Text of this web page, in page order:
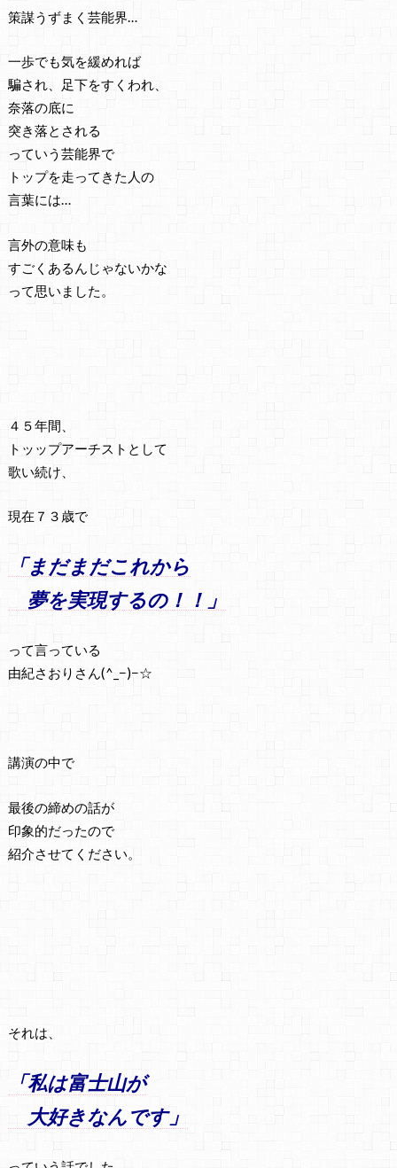
策謀うずまく芸能界…
一歩でも気を緩めれば
騙され、足下をすくわれ、
奈落の底に
突き落とされる
っていう芸能界で
トップを走ってきた人の
言葉には…
言外の意味も
すごくあるんじゃないかな
って思いました。
４５年間、
トッップアーチストとして
歌い続け、
現在７３歳で
「まだまだこれから
夢を実現するの！！」
って言っている
由紀さおりさん(^_−)−☆
講演の中で
最後の締めの話が
印象的だったので
紹介させてください。
それは、
「私は富士山が
大好きなんです」